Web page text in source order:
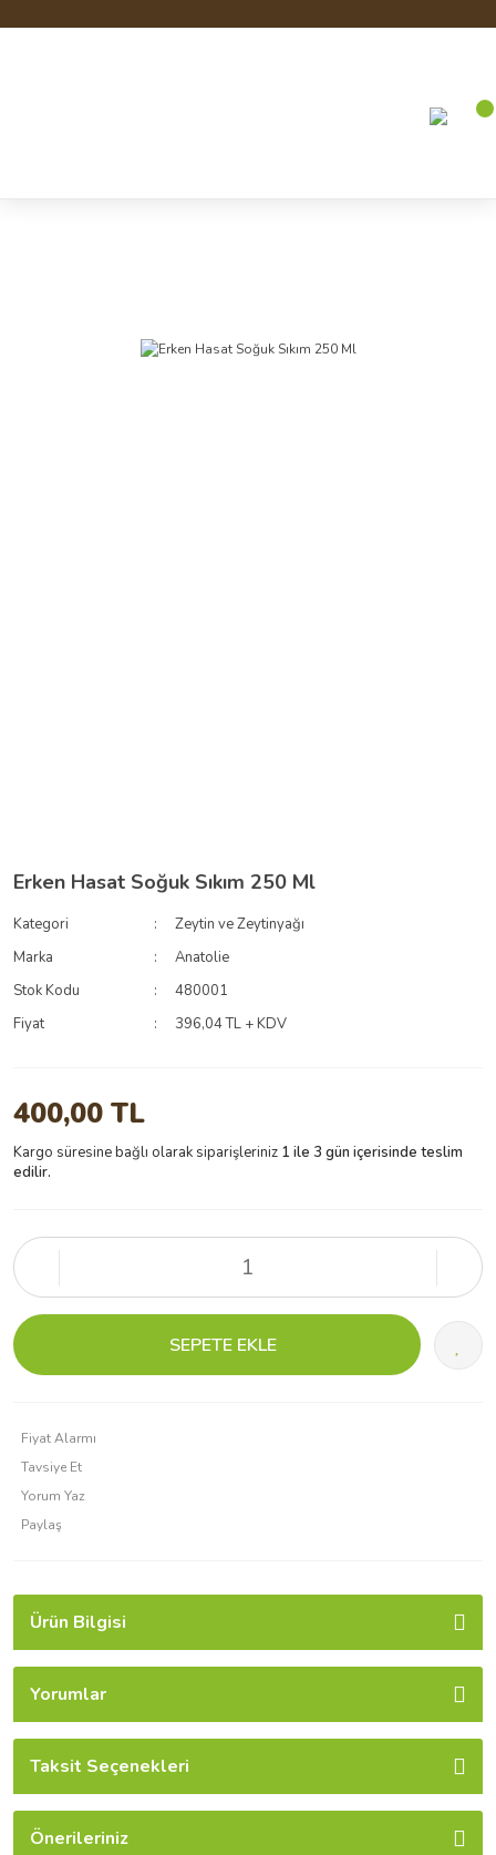
Erken Hasat Soğuk Sıkım 250 Ml
Kategori
Zeytin ve Zeytinyağı
Marka
Anatolie
Stok Kodu
480001
Fiyat
396,04 TL + KDV
400,00 TL
Kargo süresine bağlı olarak siparişleriniz 1 ile 3 gün içerisinde teslim
edilir.
SEPETE EKLE
Fiyat Alarmı
Tavsiye Et
Yorum Yaz
Paylaş
Ürün Bilgisi
Yorumlar
Taksit Seçenekleri
Önerileriniz